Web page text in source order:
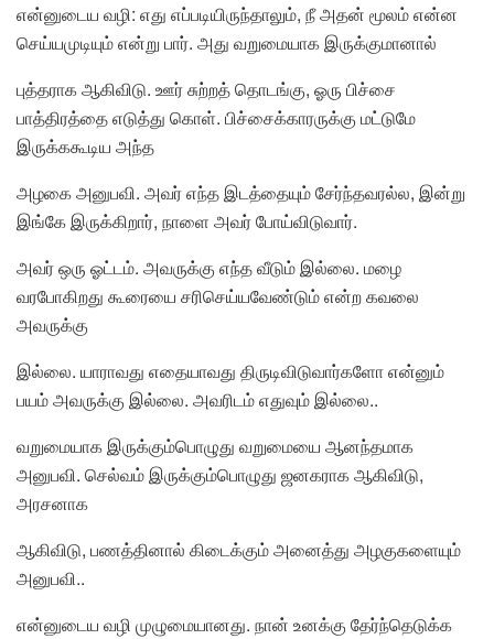
என்னுடைய வழி: எது எப்படியிருந்தாலும், நீ அதன் மூலம் என்ன
செய்யமுடியும் என்று பார். அது வறுமையாக இருக்குமானால்
புத்தராக ஆகிவிடு. ஊர் சுற்றத் தொடங்கு, ஓரு பிச்சை
பாத்திரத்தை எடுத்து கொள். பிச்சைக்காரருக்கு மட்டுமே
இருக்ககூடிய அந்த
அழகை அனுபவி. அவர் எந்த இடத்தையும் சேர்ந்தவரல்ல, இன்று
இங்கே இருக்கிறார், நாளை அவர் போய்விடுவார்.
அவர் ஒரு ஓட்டம். அவருக்கு எந்த வீடும் இல்லை. மழை
வரபோகிறது கூரையை சரிசெய்யவேண்டும் என்ற கவலை
அவருக்கு
இல்லை. யாராவது எதையாவது திருடிவிடுவார்களோ என்னும்
பயம் அவருக்கு இல்லை. அவரிடம் எதுவும் இல்லை..
வறுமையாக இருக்கும்பொழுது வறுமையை ஆனந்தமாக
அனுபவி. செல்வம் இருக்கும்பொழுது ஜனகராக ஆகிவிடு,
அரசனாக
ஆகிவிடு, பணத்தினால் கிடைக்கும் அனைத்து அழகுகளையும்
அனுபவி..
என்னுடைய வழி முழுமையானது. நான் உனக்கு தேர்ந்தெடுக்க